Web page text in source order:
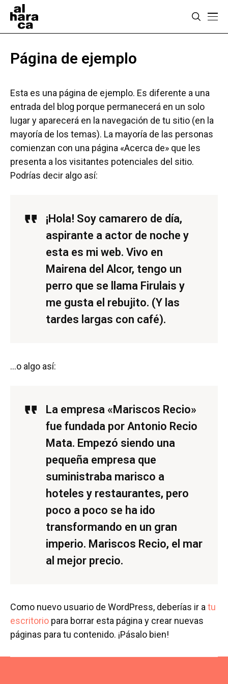
Página de ejemplo
Esta es una página de ejemplo. Es diferente a una
entrada del blog porque permanecerá en un solo
lugar y aparecerá en la navegación de tu sitio (en la
mayoría de los temas). La mayoría de las personas
comienzan con una página «Acerca de» que les
presenta a los visitantes potenciales del sitio.
Podrías decir algo así:
¡Hola! Soy camarero de día,
aspirante a actor de noche y
esta es mi web. Vivo en
Mairena del Alcor, tengo un
perro que se llama Firulais y
me gusta el rebujito. (Y las
tardes largas con café).
…o algo así:
La empresa «Mariscos Recio»
fue fundada por Antonio Recio
Mata. Empezó siendo una
pequeña empresa que
suministraba marisco a
hoteles y restaurantes, pero
poco a poco se ha ido
transformando en un gran
imperio. Mariscos Recio, el mar
al mejor precio.
Como nuevo usuario de WordPress, deberías ir a tu
escritorio para borrar esta página y crear nuevas
páginas para tu contenido. ¡Pásalo bien!